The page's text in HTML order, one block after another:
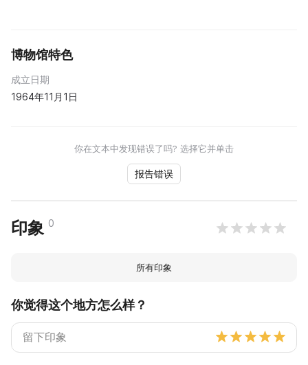
博物馆特色
成立日期
1964年11月1日
你在文本中发现错误了吗? 选择它并单击
报告错误
印象 0
所有印象
你觉得这个地方怎么样？